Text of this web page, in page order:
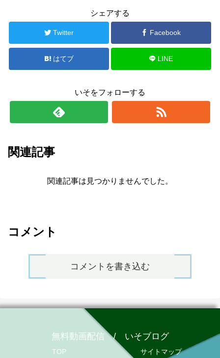
シェアする
Twitter Facebook
はてブ LINE
いそをフォローする
関連記事
関連記事は見つかりませんでした。
コメント
コメントを書き込む
無料動画配信 / いそブログ
TOP サイトマップ